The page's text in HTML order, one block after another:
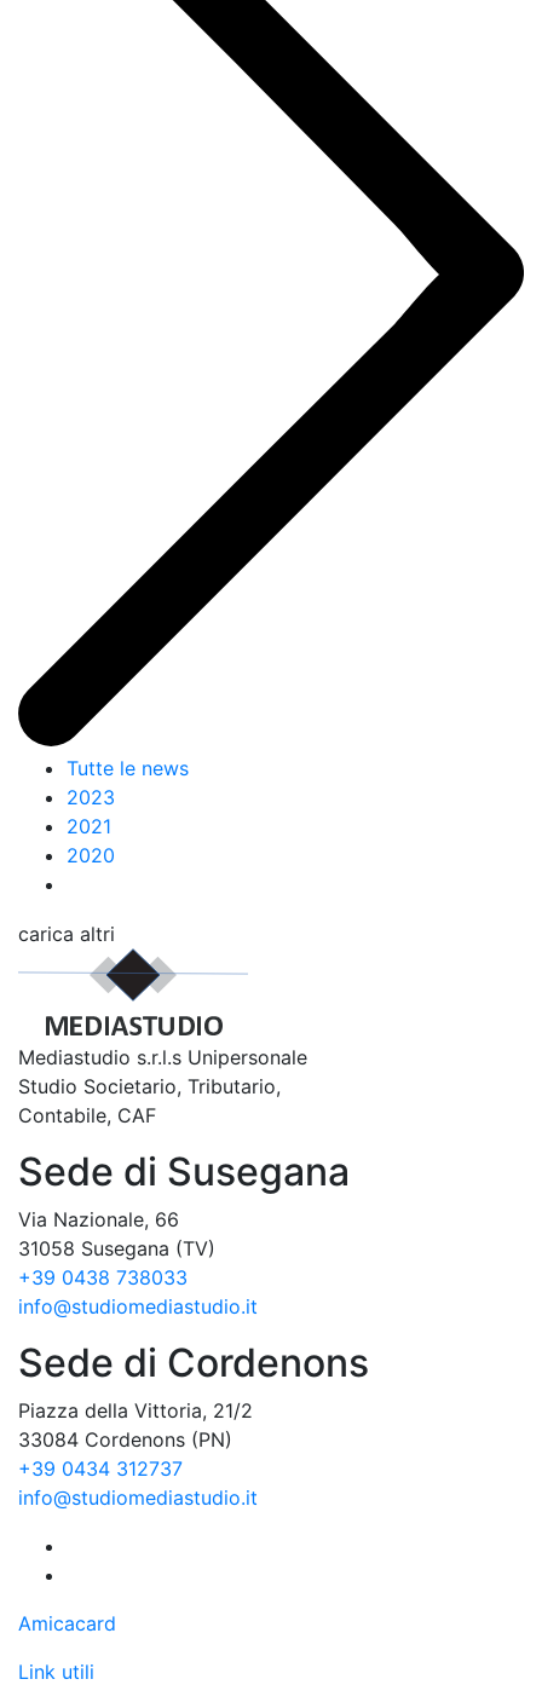
Tutte le news
2023
2021
2020
carica altri
Mediastudio s.r.l.s Unipersonale
Studio Societario, Tributario,
Contabile, CAF
Sede di Susegana
Via Nazionale, 66
31058 Susegana (TV)
+39 0438 738033
info@studiomediastudio.it
Sede di Cordenons
Piazza della Vittoria, 21/2
33084 Cordenons (PN)
+39 0434 312737
info@studiomediastudio.it
Amicacard
Link utili